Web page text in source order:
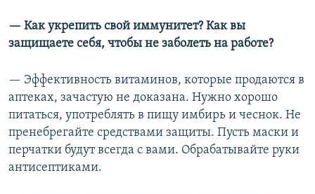
— Как укрепить свой иммунитет? Как вы
защищаете себя, чтобы не заболеть на работе?
— Эффективность витаминов, которые продаются в
аптеках, зачастую не доказана. Нужно хорошо
питаться, употреблять в пищу имбирь и чеснок. Не
пренебрегайте средствами защиты. Пусть маски и
перчатки будут всегда с вами. Обрабатывайте руки
антисептиками.